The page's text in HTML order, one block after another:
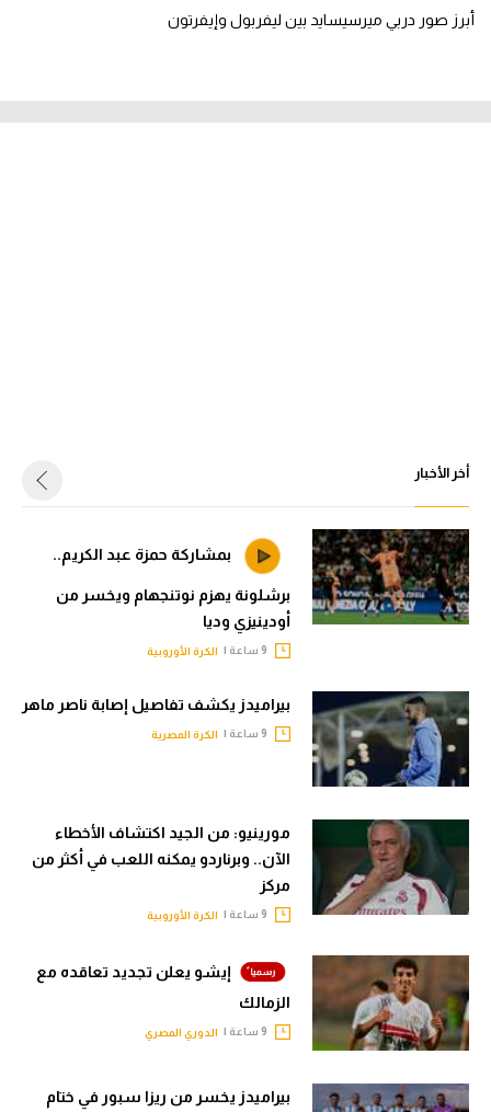
أبرز صور دربي ميرسيسايد بين ليفربول وإيفرتون
أخر الأخبار
بمشاركة حمزة عبد الكريم..
برشلونة يهزم نوتنجهام ويخسر من
أودينيزي وديا
الكرة الأوروبية
بيراميدز يكشف تفاصيل إصابة ناصر ماهر
الكرة المصرية
مورينيو: من الجيد اكتشاف الأخطاء
الآن.. وبرناردو يمكنه اللعب في أكثر من
مركز
الكرة الأوروبية
إيشو يعلن تجديد تعاقده مع
الزمالك
الدوري المصري
بيراميدز يخسر من ريزا سبور في ختام